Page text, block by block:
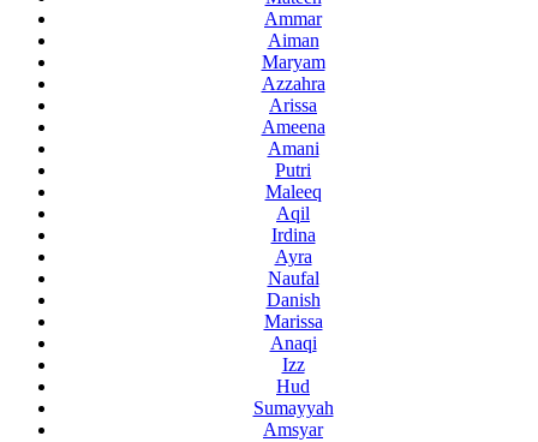
Ammar
Aiman
Maryam
Azzahra
Arissa
Ameena
Amani
Putri
Maleeq
Aqil
Irdina
Ayra
Naufal
Danish
Marissa
Anaqi
Izz
Hud
Sumayyah
Amsyar